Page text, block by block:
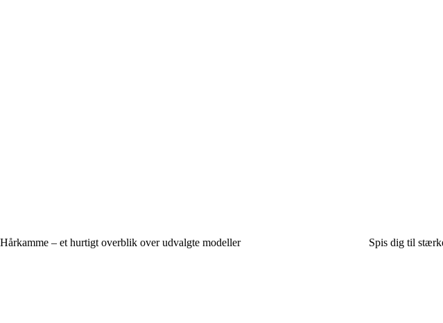
Hårkamme – et hurtigt overblik over udvalgte modeller Spis dig til